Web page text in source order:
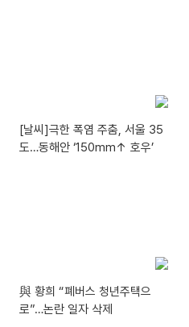
[날씨]극한 폭염 주춤, 서울 35
도…동해안 ‘150mm↑ 호우’
與 황희 “폐버스 청년주택으
로”…논란 일자 삭제